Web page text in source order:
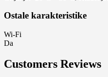
Ostale karakteristike
Wi-Fi
Da
Customers Reviews